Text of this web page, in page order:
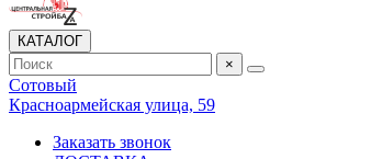
КАТАЛОГ
×
Сотовый
Красноармейская улица, 59
Заказать звонок